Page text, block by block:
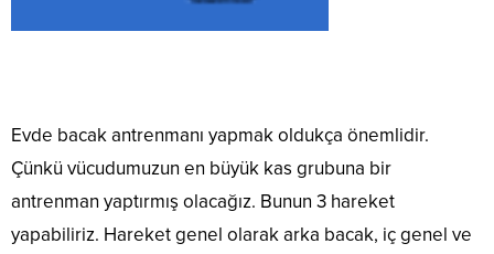
Evde bacak antrenmanı yapmak oldukça önemlidir.
Çünkü vücudumuzun en büyük kas grubuna bir
antrenman yaptırmış olacağız. Bunun 3 hareket
yapabiliriz. Hareket genel olarak arka bacak, iç genel ve